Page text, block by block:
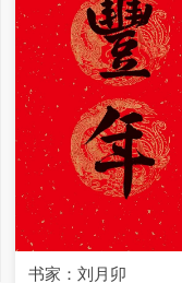
书家：刘月卯